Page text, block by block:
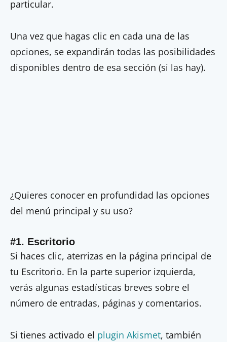
particular.
Una vez que hagas clic en cada una de las
opciones, se expandirán todas las posibilidades
disponibles dentro de esa sección (si las hay).
¿Quieres conocer en profundidad las opciones
del menú principal y su uso?
#1. Escritorio
Si haces clic, aterrizas en la página principal de
tu Escritorio. En la parte superior izquierda,
verás algunas estadísticas breves sobre el
número de entradas, páginas y comentarios.
Si tienes activado el plugin Akismet, también